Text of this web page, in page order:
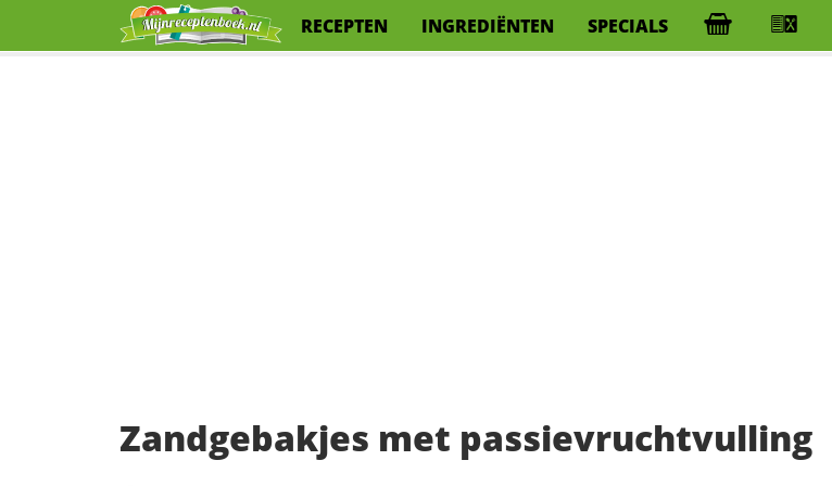
RECEPTEN INGREDIËNTEN SPECIALS
Zandgebakjes met passievruchtvulling